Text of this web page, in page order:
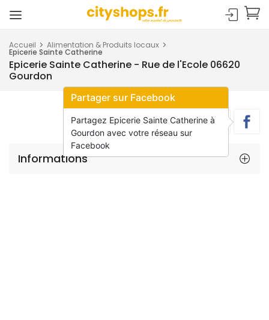
Accueil Alimentation & Produits locaux
Epicerie Sainte Catherine
Epicerie Sainte Catherine - Rue de l'Ecole 06620
Gourdon
Informations
Partager sur Facebook
Partagez Epicerie Sainte Catherine à
Gourdon avec votre réseau sur
Facebook